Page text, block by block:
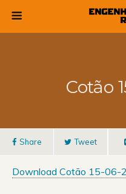
Cotão
Share Tweet
Download Cotão 15-06-